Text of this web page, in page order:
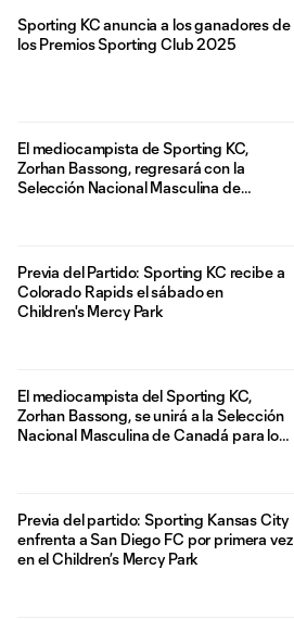
Sporting KC anuncia a los ganadores de
los Premios Sporting Club 2025
El mediocampista de Sporting KC,
Zorhan Bassong, regresará con la
Selección Nacional Masculina de
Previa del Partido: Sporting KC recibe a
Colorado Rapids el sábado en
Children's Mercy Park
El mediocampista del Sporting KC,
Zorhan Bassong, se unirá a la Selección
Nacional Masculina de Canadá para los
Previa del partido: Sporting Kansas City
enfrenta a San Diego FC por primera vez
en el Children’s Mercy Park